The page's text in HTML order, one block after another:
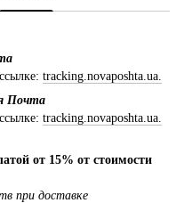
tracking.novaposhta.ua.
Почта
tracking.novaposhta.ua.
от 15% от стоимости
при доставке